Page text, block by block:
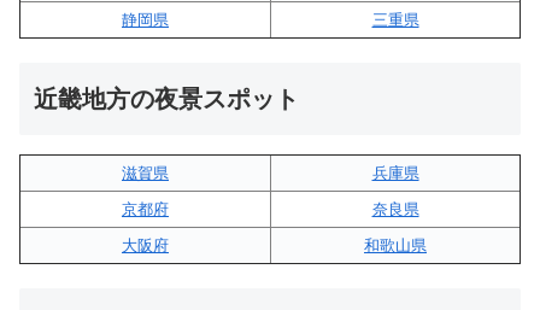
静岡県
三重県
近畿地方の夜景スポット
滋賀県
兵庫県
京都府
奈良県
大阪府
和歌山県